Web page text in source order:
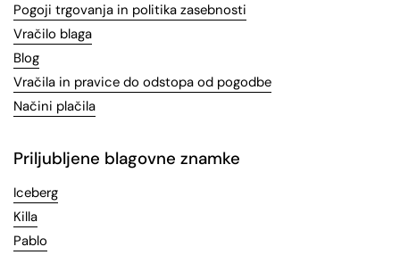
Pogoji trgovanja in politika zasebnosti
Vračilo blaga
Blog
Vračila in pravice do odstopa od pogodbe
Načini plačila
Priljubljene blagovne znamke
Iceberg
Killa
Pablo